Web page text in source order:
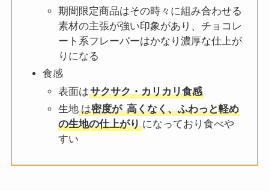
期間限定商品はその時々に組み合わせる
素材の主張が強い印象があり、チョコレ
ート系フレーバーはかなり濃厚な仕上が
りになる
食感
表面はサクサク・カリカリ食感
生地 は密度が 高くなく、ふわっと軽め
の生地の仕上がり になっており食べや
すい